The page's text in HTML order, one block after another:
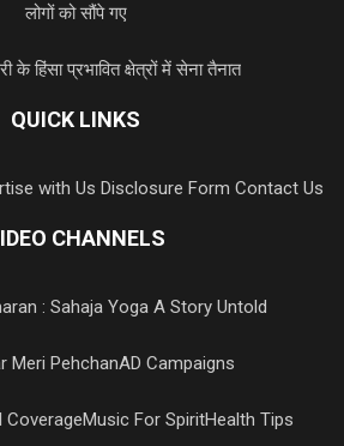
लोगों को सौंपे गए
के हिंसा प्रभावित क्षेत्रों में सेना तैनात
QUICK LINKS
with Us Disclosure Form Contact Us
CHANNELS
: Sahaja Yoga A Story Untold
Meri PehchanAD Campaigns
CoverageMusic For SpiritHealth Tips